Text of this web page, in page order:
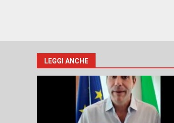
LEGGI ANCHE